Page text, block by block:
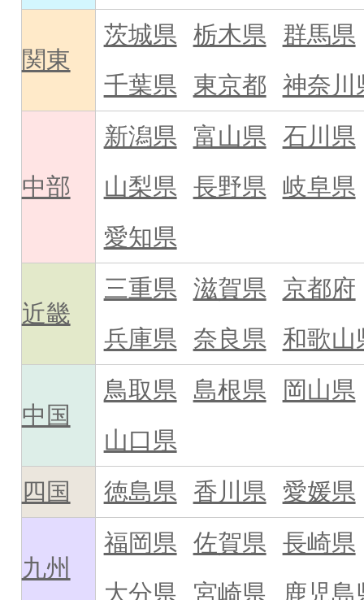
関東
茨城県 栃木県
群馬県
千葉県
東京都 神奈川
中部
新潟県 富山県 石川県
山梨県 長野県 岐阜県
愛知県
近畿
三重県 滋賀県
京都府
兵庫県
奈良県 和歌山
中国
鳥取県 島根県
岡山県
山口県
四国
徳島県 香川県 愛媛県
九州
福岡県 佐賀県 長崎県
大分県
宮崎県
鹿児島